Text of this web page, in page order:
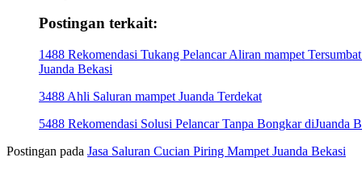
Postingan terkait:
1488 Rekomendasi Tukang Pelancar Aliran mampet
Juanda Bekasi
3488 Ahli Saluran mampet Juanda Terdekat
5488 Rekomendasi Solusi Pelancar Tanpa Bongkar diJuanda
Postingan pada Jasa Saluran Cucian Piring Mampet Juanda Bekasi